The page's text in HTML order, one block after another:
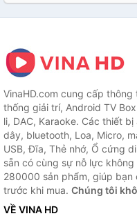
VinaHD.com cung cấp
thống giải trí, Android TV
li, DAC, Karaoke. Các thiết
dây, bluetooth, Loa, Micro,
USB, Đĩa, Thẻ nhớ, Ổ cứng
sẵn có cùng sự nỗ lực
280000 sản phẩm, giúp bạn
trước khi mua. Chúng tôi
VỀ VINA HD